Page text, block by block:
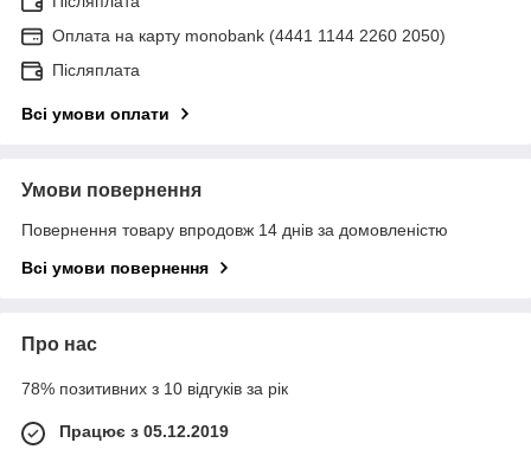
Оплата на карту monobank (4441 1144 2260 2050)
Післяплата
Всі умови оплати
Умови повернення
Повернення товару впродовж 14 днів за домовленістю
Всі умови повернення
Про нас
78% позитивних з 10 відгуків за рік
Працює з 05.12.2019